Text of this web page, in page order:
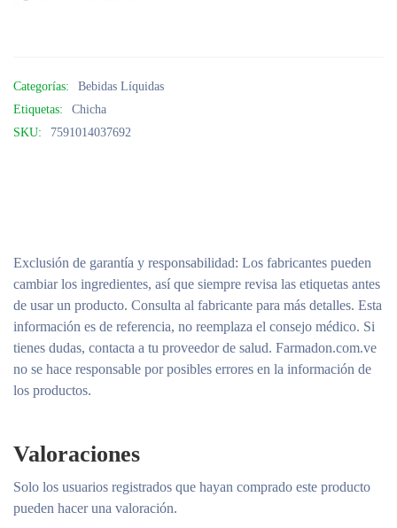
Categorías:
Bebidas Líquidas
Etiquetas:
Chicha
SKU:
7591014037692
Exclusión de garantía y responsabilidad: Los fabricantes pueden
cambiar los ingredientes, así que siempre revisa las etiquetas antes
de usar un producto. Consulta al fabricante para más detalles. Esta
información es de referencia, no reemplaza el consejo médico. Si
tienes dudas, contacta a tu proveedor de salud. Farmadon.com.ve
no se hace responsable por posibles errores en la información de
los productos.
Valoraciones
Solo los usuarios registrados que hayan comprado este producto
pueden hacer una valoración.